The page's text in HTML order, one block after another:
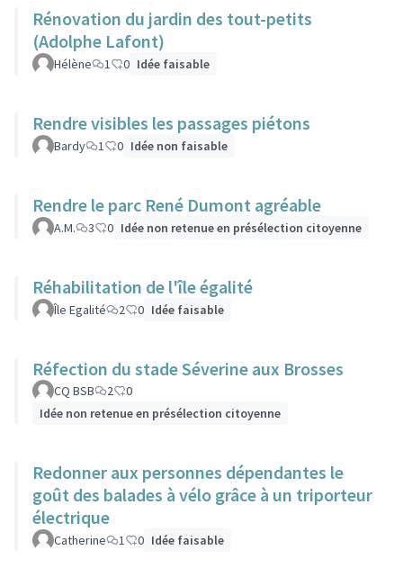
Rénovation du jardin des tout-petits
(Adolphe Lafont)
Hélène 1 0 Idée faisable
Rendre visibles les passages piétons
Bardy 1 0 Idée non faisable
Rendre le parc René Dumont agréable
A.M. 3 0 Idée non retenue en présélection citoyenne
Réhabilitation de l'île égalité
Île Egalité 2 0 Idée faisable
Réfection du stade Séverine aux Brosses
CQ BSB 2
0
Idée non retenue en présélection citoyenne
Redonner aux personnes dépendantes le
goût des balades à vélo grâce à un triporteur
électrique
Catherine 1 0 Idée faisable